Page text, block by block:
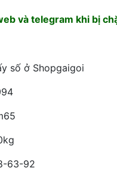
và telegram khi bị
số ở Shopgaigoi
63-92